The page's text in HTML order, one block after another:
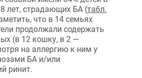
лет, страдающих БА (табл.
что в 14 семьях
продолжали содержать
(в 12 кошку, в 2 —
на аллергию к ним у
БА и/или
ринит.